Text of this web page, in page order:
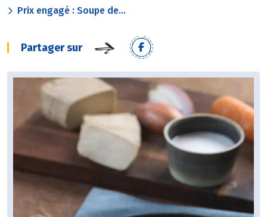
Prix engagé : Soupe de...
Partager sur